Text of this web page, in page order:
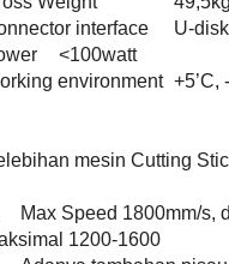
interface
U-
<100watt
environment +5’C,
mesin Cutting
Max Speed 1800mm/s,
1200-1600